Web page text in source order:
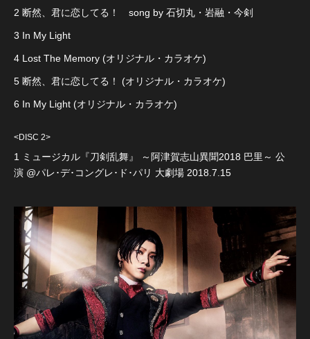
2 断然、君に恋してる！ song by 石切丸・岩融・今剣
3 In My Light
4 Lost The Memory (オリジナル・カラオケ)
5 断然、君に恋してる！ (オリジナル・カラオケ)
6 In My Light (オリジナル・カラオケ)
<DISC 2>
1 ミュージカル『刀剣乱舞』 ～阿津賀志山異聞2018 巴里～ 公
演 @パレ･デ･コングレ･ド･パリ 大劇場 2018.7.15